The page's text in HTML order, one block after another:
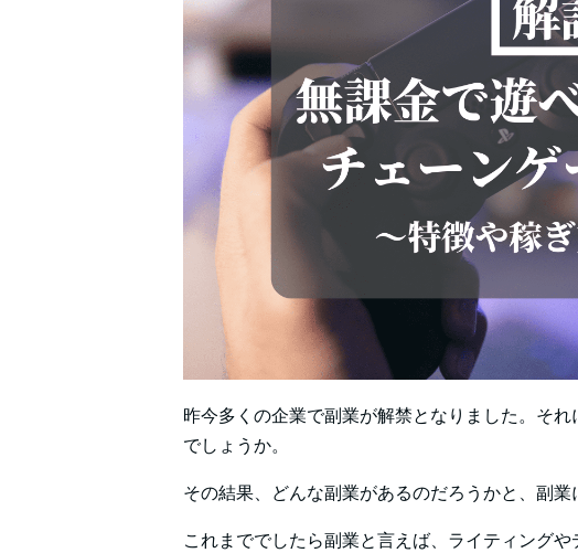
昨今多くの企業で副業が解禁となりました。そ
でしょうか。
その結果、どんな副業があるのだろうかと、副業
これまででしたら副業と言えば、ライティング